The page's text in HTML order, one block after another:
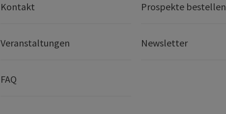
Kontakt Prospekte bestellen
Veranstaltungen Newsletter
FAQ